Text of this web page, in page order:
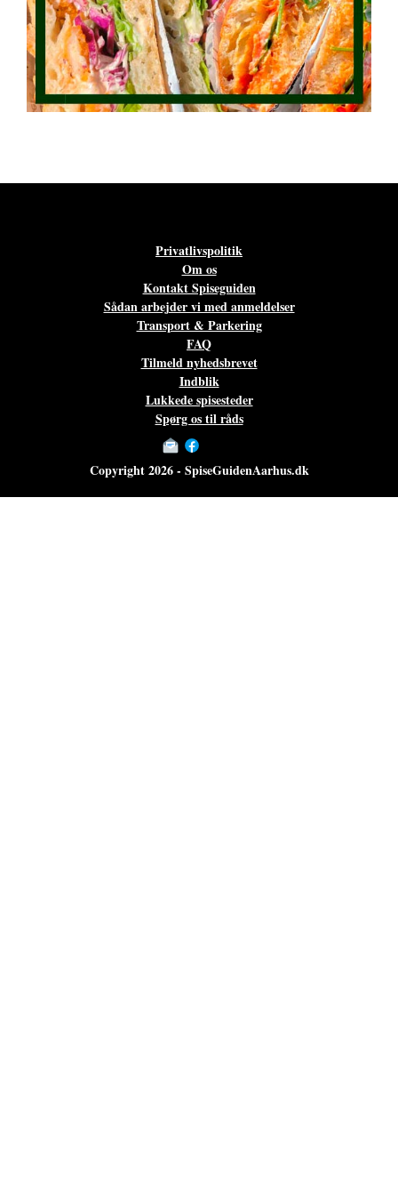
Privatlivspolitik
Om os
Kontakt Spiseguiden
Sådan arbejder vi med anmeldelser
Transport & Parkering
FAQ
Tilmeld nyhedsbrevet
Indblik
Lukkede spisesteder
Spørg os til råds
Copyright 2026 - SpiseGuidenAarhus.dk